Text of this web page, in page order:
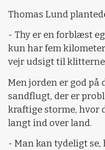
Thomas Lund
- Thy er en forblæst
kun har fem
vejr udsigt til
Men jorden er god på
sandflugt, der er
kraftige storme, hvor
langt ind over land.
- Man kan tydeligt